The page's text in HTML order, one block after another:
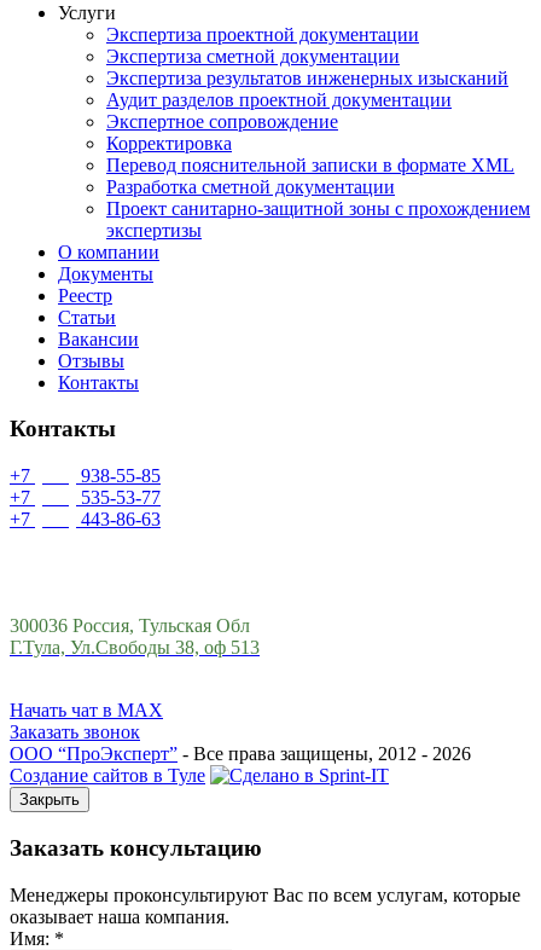
Услуги
Экспертиза проектной документации
Экспертиза сметной документации
Экспертиза результатов инженерных изысканий
Аудит разделов проектной документации
Экспертное сопровождение
Корректировка
Перевод пояснительной записки в формате XML
Разработка сметной документации
Проект санитарно-защитной зоны с прохождением
экспертизы
О компании
Документы
Реестр
Статьи
Вакансии
Отзывы
Контакты
Контакты
+7
938-55-85
+7
535-53-77
+7
443-86-63
300036 Россия, Тульская Обл
Г.Тула, Ул.Свободы 38, оф 513
Начать чат в MAX
Заказать звонок
ООО “ПроЭксперт” - Все права защищены, 2012 - 2026
Создание сайтов в Туле
Закрыть
Заказать консультацию
Менеджеры проконсультируют Вас по всем услугам, которые
оказывает наша компания.
Имя: *